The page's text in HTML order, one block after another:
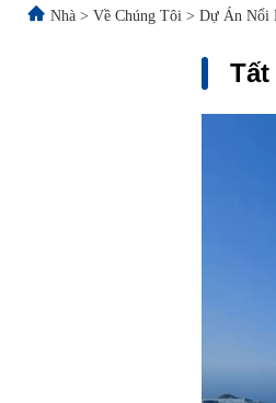
Nhà > Về Chúng Tôi > Dự Án Nổi